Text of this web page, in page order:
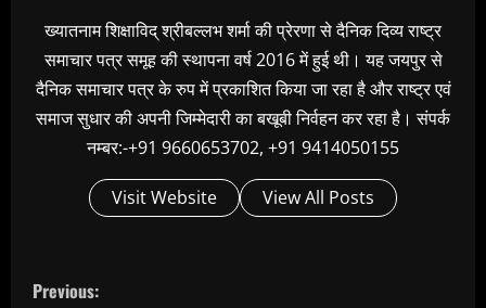
ख्यातनाम शिक्षाविद् श्रीबल्लभ शर्मा की प्रेरणा से दैनिक दिव्य राष्ट्र
समाचार पत्र समूह की स्थापना वर्ष 2016 में हुई थी। यह जयपुर से
दैनिक समाचार पत्र के रुप में प्रकाशित किया जा रहा है और राष्ट्र एवं
समाज सुधार की अपनी जिम्मेदारी का बखूबी निर्वहन कर रहा है। संपर्क
नम्बर:-+91 9660653702, +91 9414050155
Visit Website View All Posts
C
Previous: